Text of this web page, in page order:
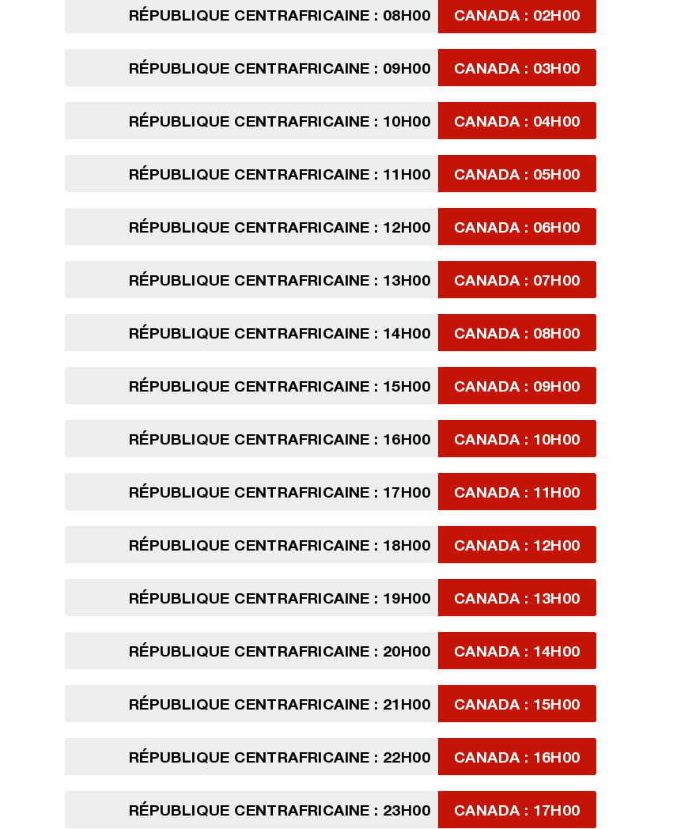
RÉPUBLIQUE CENTRAFRICAINE : 08H00 CANADA : 02H00
RÉPUBLIQUE CENTRAFRICAINE : 09H00 CANADA : 03H00
RÉPUBLIQUE CENTRAFRICAINE : 10H00 CANADA : 04H00
RÉPUBLIQUE CENTRAFRICAINE : 11H00 CANADA : 05H00
RÉPUBLIQUE CENTRAFRICAINE : 12H00 CANADA : 06H00
RÉPUBLIQUE CENTRAFRICAINE : 13H00 CANADA : 07H00
RÉPUBLIQUE CENTRAFRICAINE : 14H00 CANADA : 08H00
RÉPUBLIQUE CENTRAFRICAINE : 15H00 CANADA : 09H00
RÉPUBLIQUE CENTRAFRICAINE : 16H00 CANADA : 10H00
RÉPUBLIQUE CENTRAFRICAINE : 17H00 CANADA : 11H00
RÉPUBLIQUE CENTRAFRICAINE : 18H00 CANADA : 12H00
RÉPUBLIQUE CENTRAFRICAINE : 19H00 CANADA : 13H00
RÉPUBLIQUE CENTRAFRICAINE : 20H00 CANADA : 14H00
RÉPUBLIQUE CENTRAFRICAINE : 21H00 CANADA : 15H00
RÉPUBLIQUE CENTRAFRICAINE : 22H00 CANADA : 16H00
RÉPUBLIQUE CENTRAFRICAINE : 23H00 CANADA : 17H00